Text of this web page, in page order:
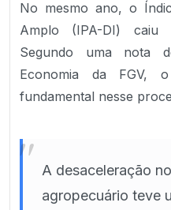
No mesmo ano, o
Amplo (IPA-DI)
Segundo uma nota
Economia da FGV,
fundamental nesse
" A desaceleração
agropecuário teve